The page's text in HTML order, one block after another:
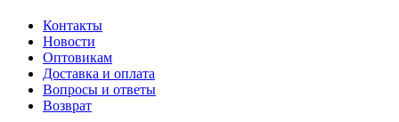
Контакты
Новости
Оптовикам
Доставка и оплата
Вопросы и ответы
Возврат